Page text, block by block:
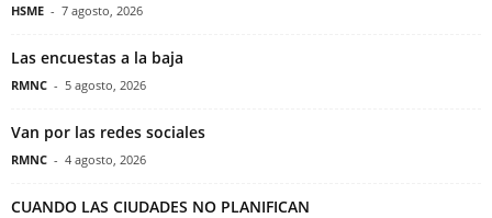
HSME - 7 agosto, 2026
Las encuestas a la baja
RMNC - 5 agosto, 2026
Van por las redes sociales
RMNC - 4 agosto, 2026
CUANDO LAS CIUDADES NO PLANIFICAN